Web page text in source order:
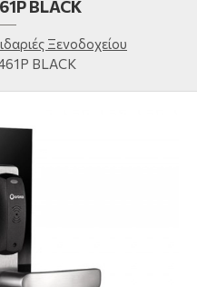
Ξενοδοχείου
BLACK
BLACK